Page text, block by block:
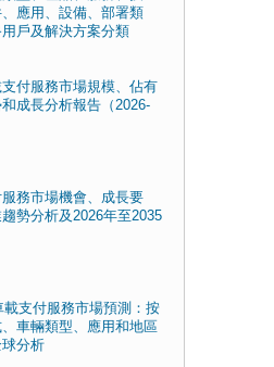
應用、設備、部署類
戶及解決方案分類
付服務市場規模、佔有
成長分析報告（2026-
務市場機會、成長要
勢分析及2026年至2035
載支付服務市場預測：按
車輛類型、應用和地區
分析